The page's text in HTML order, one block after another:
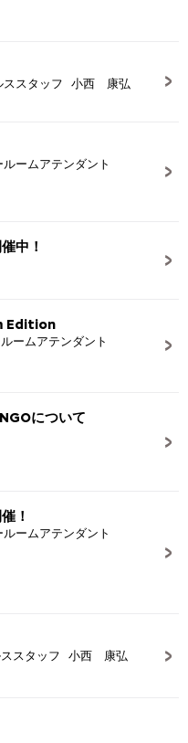
ススタッフ 小西 康弘
ルームアテンダント
中！
Edition
ームアテンダント
について
！
ルームアテンダント
ススタッフ 小西 康弘